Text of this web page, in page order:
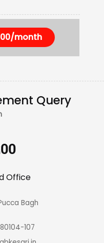
month
Query
Office
Bagh
107